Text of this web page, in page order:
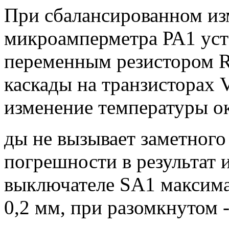
При сбалансированном
микроамперметра РА1
переменным резистором
каскады на
изменение температуры
ды не вызывает
погрешности в
выключателе SA1
0,2 мм, при разомкнутом